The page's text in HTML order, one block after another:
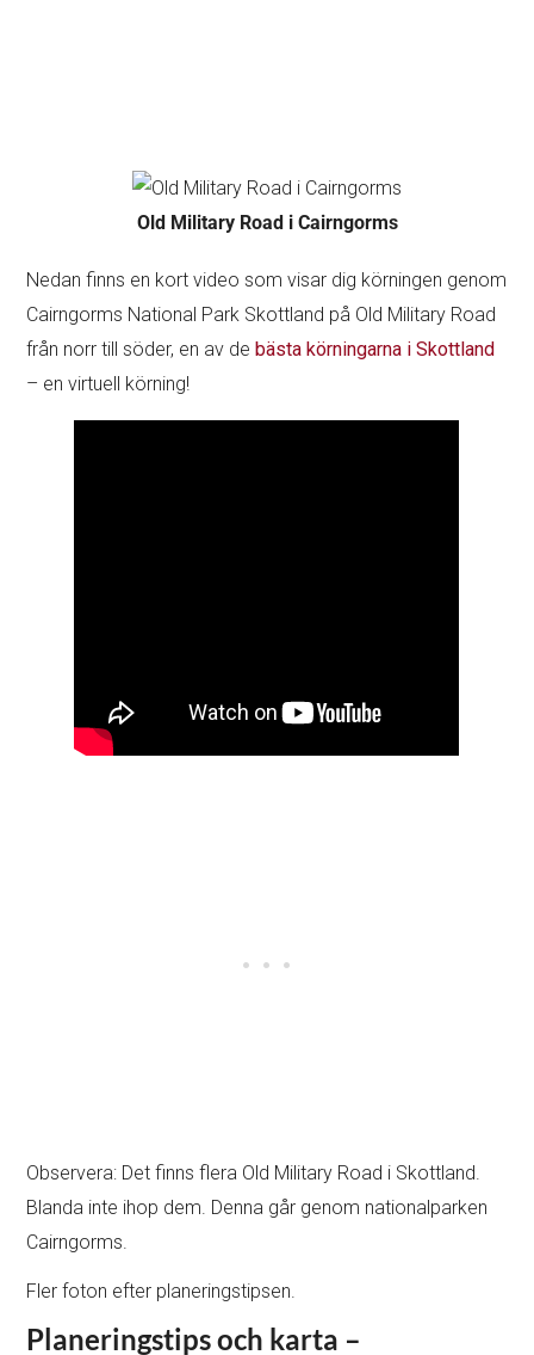
Old Military Road i Cairngorms
Nedan finns en kort video som visar dig körningen genom
Cairngorms National Park Skottland på Old Military Road
från norr till söder, en av debästa körningarna i Skottland
– en virtuell körning!
Observera: Det finns flera Old Military Road i Skottland.
Blanda inte ihop dem. Denna går genom nationalparken
Cairngorms.
Fler foton efter planeringstipsen.
Planeringstips och karta –